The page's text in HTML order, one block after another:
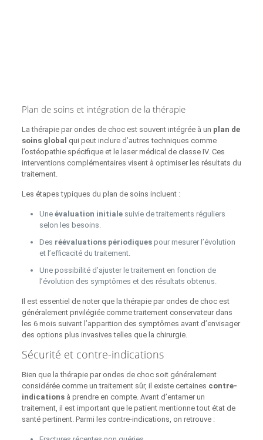
Plan de soins et intégration de la thérapie
La thérapie par ondes de choc est souvent intégrée à un plan de
soins global qui peut inclure d’autres techniques comme
l’ostéopathie spécifique et le laser médical de classe IV. Ces
interventions complémentaires visent à optimiser les résultats du
traitement.
Les étapes typiques du plan de soins incluent :
Une évaluation initialesuivie de traitements réguliers
selon les besoins.
Des réévaluations périodiquespour mesurer l’évolution
et l’efficacité du traitement.
Une possibilité d’ajuster le traitement en fonction de
l’évolution des symptômes et des résultats obtenus.
Il est essentiel de noter que la thérapie par ondes de choc est
généralement privilégiée comme traitement conservateur dans
les 6 mois suivant l’apparition des symptômes avant d’envisager
des options plus invasives telles que la chirurgie.
Sécurité et contre-indications
Bien que la thérapie par ondes de choc soit généralement
considérée comme un traitement sûr, il existe certaines contre-
indicationsà prendre en compte. Avant d’entamer un
traitement, il est important que le patient mentionne tout état de
santé pertinent. Parmi les contre-indications, on retrouve :